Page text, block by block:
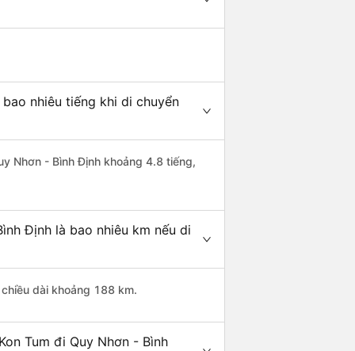
nhiêu tiếng khi di chuyển
Nhơn - Bình Định khoảng 4.8 tiếng,
Định là bao nhiêu km nếu di
dài khoảng 188 km.
Tum đi Quy Nhơn - Bình